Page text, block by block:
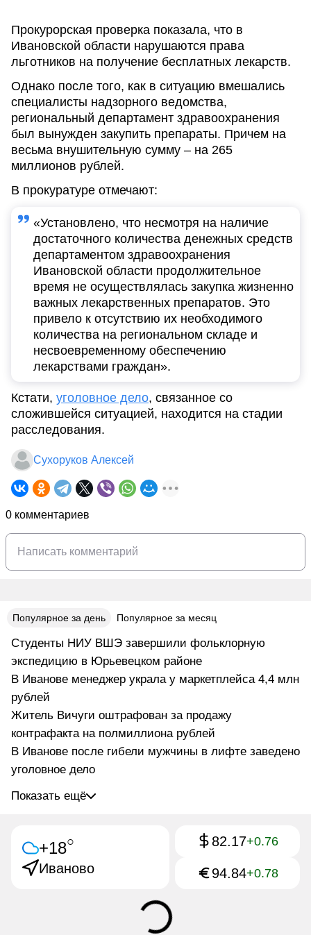
Прокурорская проверка показала, что в
Ивановской области нарушаются права
льготников на получение бесплатных лекарств.
Однако после того, как в ситуацию вмешались
специалисты надзорного ведомства,
региональный департамент здравоохранения
был вынужден закупить препараты. Причем на
весьма внушительную сумму – на 265
миллионов рублей.
В прокуратуре отмечают:
«Установлено, что несмотря на наличие
достаточного количества денежных средств
департаментом здравоохранения
Ивановской области продолжительное
время не осуществлялась закупка жизненно
важных лекарственных препаратов. Это
привело к отсутствию их необходимого
количества на региональном складе и
несвоевременному обеспечению
лекарствами граждан».
Кстати, уголовное дело, связанное со
сложившейся ситуацией, находится на стадии
расследования.
Сухоруков Алексей
0 комментариев
Популярное за день Популярное за месяц
Студенты НИУ ВШЭ завершили фольклорную
экспедицию в Юрьевецком районе
В Иванове менеджер украла у маркетплейса 4,4 млн
рублей
Житель Вичуги оштрафован за продажу
контрафакта на полмиллиона рублей
В Иванове после гибели мужчины в лифте заведено
уголовное дело
Показать ещё
+18○
Иваново
82.17+0.76
94.84+0.78